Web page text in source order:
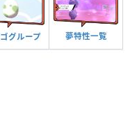
グループ 夢特性一覧